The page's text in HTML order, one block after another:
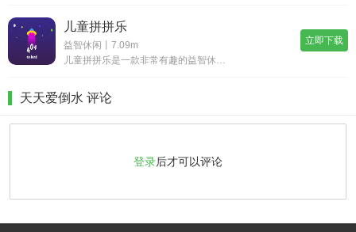
儿童拼拼乐
益智休闲丨7.09m
立即下载
天天爱倒水 评论
登录后才可以评论